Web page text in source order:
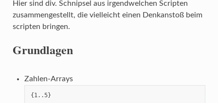
Hier sind div. Schnipsel aus irgendwelchen Scripten
zusammengestellt, die vielleicht einen Denkanstoß beim
scripten bringen.
Grundlagen
Zahlen-Arrays
{1..5}